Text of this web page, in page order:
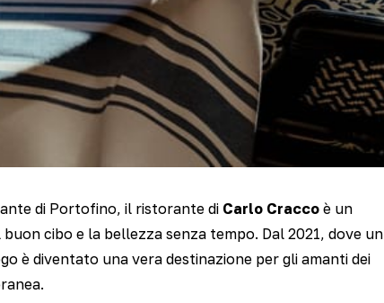
di Portofino, il ristorante di Carlo Cracco è un
cibo e la bellezza senza tempo. Dal 2021, dove un
è diventato una vera destinazione per gli amanti dei